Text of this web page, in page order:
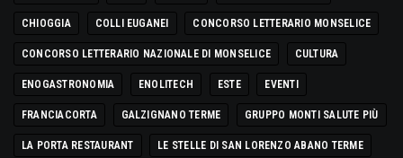
CHIOGGIA COLLI EUGANEI CONCORSO LETTERARIO MONSELICE
CONCORSO LETTERARIO NAZIONALE DI MONSELICE CULTURA
ENOGASTRONOMIA ENOLITECH ESTE EVENTI
FRANCIACORTA GALZIGNANO TERME GRUPPO MONTI SALUTE PIÙ
LA PORTA RESTAURANT LE STELLE DI SAN LORENZO ABANO TERME